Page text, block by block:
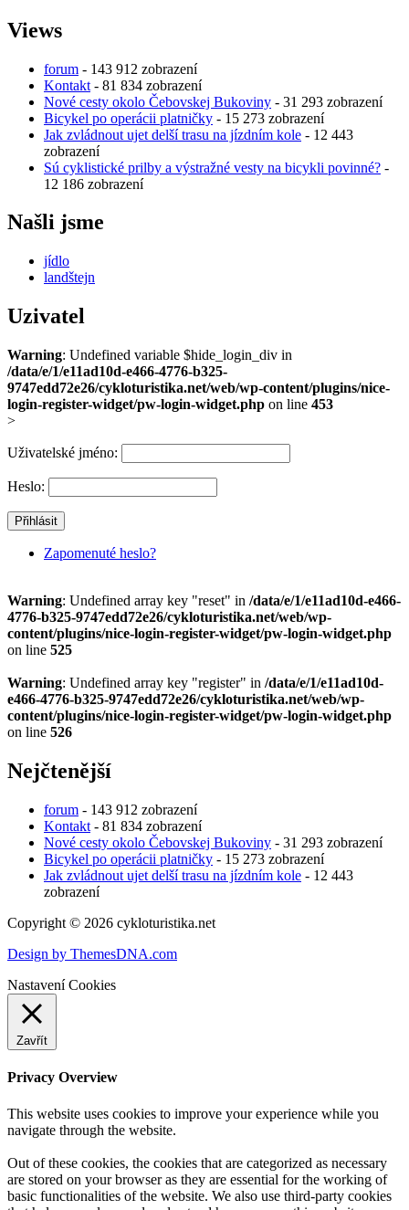
Views
forum - 143 912 zobrazení
Kontakt - 81 834 zobrazení
Nové cesty okolo Čebovskej Bukoviny - 31 293 zobrazení
Bicykel po operácii platničky - 15 273 zobrazení
Jak zvládnout ujet delší trasu na jízdním kole - 12 443
zobrazení
Sú cyklistické prilby a výstražné vesty na bicykli povinné? -
12 186 zobrazení
Našli jsme
jídlo
landštejn
Uzivatel
Warning: Undefined variable $hide_login_div in
/data/e/1/e11ad10d-e466-4776-b325-
9747edd72e26/cykloturistika.net/web/wp-content/plugins/nice-
login-register-widget/pw-login-widget.php on line 453
>
Uživatelské jméno:
Heslo:
Zapomenuté heslo?
Warning: Undefined array key "reset" in /data/e/1/e11ad10d-e466-
4776-b325-9747edd72e26/cykloturistika.net/web/wp-
content/plugins/nice-login-register-widget/pw-login-widget.php
on line 525
Warning: Undefined array key "register" in /data/e/1/e11ad10d-
e466-4776-b325-9747edd72e26/cykloturistika.net/web/wp-
content/plugins/nice-login-register-widget/pw-login-widget.php
on line 526
Nejčtenější
forum - 143 912 zobrazení
Kontakt - 81 834 zobrazení
Nové cesty okolo Čebovskej Bukoviny - 31 293 zobrazení
Bicykel po operácii platničky - 15 273 zobrazení
Jak zvládnout ujet delší trasu na jízdním kole - 12 443
zobrazení
Copyright © 2026 cykloturistika.net
Design by ThemesDNA.com
Nastavení Cookies
Zavřít
Privacy Overview
This website uses cookies to improve your experience while you
navigate through the website.
Out of these cookies, the cookies that are categorized as necessary
are stored on your browser as they are essential for the working of
basic functionalities of the website. We also use third-party cookies